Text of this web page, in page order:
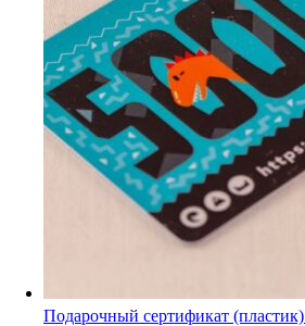
Подарочный сертификат (пластик)